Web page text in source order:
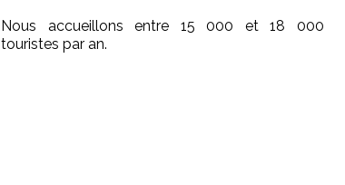
Nous accueillons entre 15 000 et 18 000
touristes par an.